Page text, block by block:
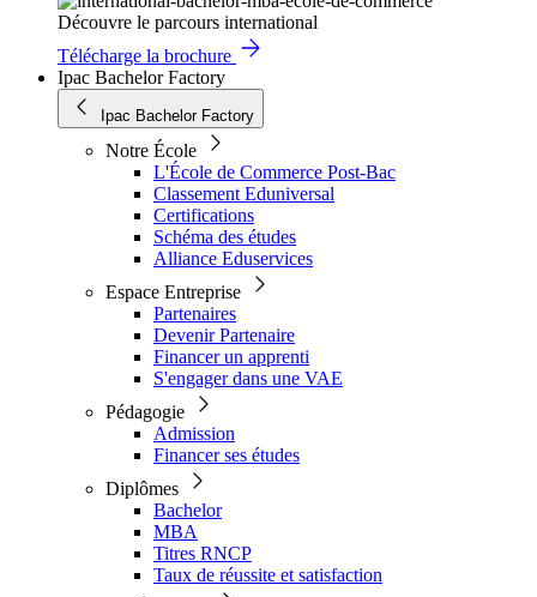
Découvre le parcours international
Télécharge la brochure
Ipac Bachelor Factory
Ipac Bachelor Factory
Notre École
L'École de Commerce Post-Bac
Classement Eduniversal
Certifications
Schéma des études
Alliance Eduservices
Espace Entreprise
Partenaires
Devenir Partenaire
Financer un apprenti
S'engager dans une VAE
Pédagogie
Admission
Financer ses études
Diplômes
Bachelor
MBA
Titres RNCP
Taux de réussite et satisfaction